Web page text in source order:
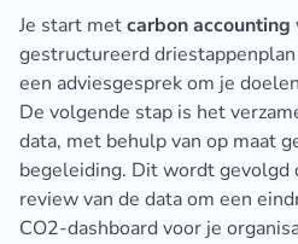
Je start metcarbon accounting
gestructureerd
een adviesgesprek om je
De volgende stap is het
data, met behulp van op maat
begeleiding. Dit wordt gevolgd
review van de data om een
CO2-dashboard voor je